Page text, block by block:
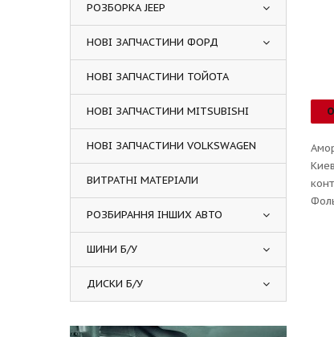
РОЗБОРКА JEEP
НОВІ ЗАПЧАСТИНИ ФОРД
НОВІ ЗАПЧАСТИНИ ТОЙОТА
НОВІ ЗАПЧАСТИНИ MITSUBISHI
НОВІ ЗАПЧАСТИНИ VOLKSWAGEN
ВИТРАТНІ МАТЕРІАЛИ
РОЗБИРАННЯ ІНШИХ АВТО
ШИНИ Б/У
ДИСКИ Б/У